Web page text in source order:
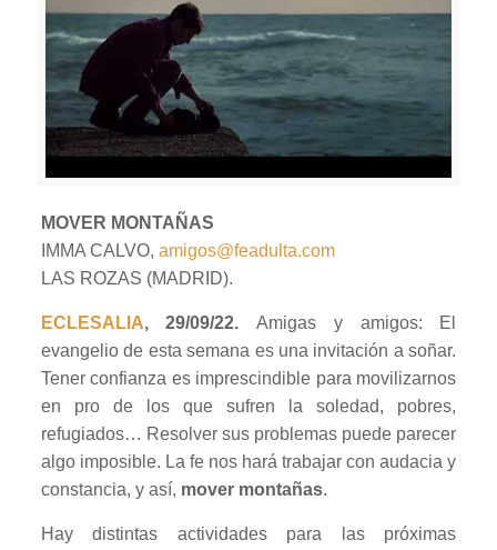
MOVER MONTAÑAS
IMMA CALVO, amigos@feadulta.com
LAS ROZAS (MADRID).
ECLESALIA, 29/09/22. Amigas y amigos: El
evangelio de esta semana es una invitación a soñar.
Tener confianza es imprescindible para movilizarnos
en pro de los que sufren la soledad, pobres,
refugiados… Resolver sus problemas puede parecer
algo imposible. La fe nos hará trabajar con audacia y
constancia, y así, mover montañas.
Hay distintas actividades para las próximas